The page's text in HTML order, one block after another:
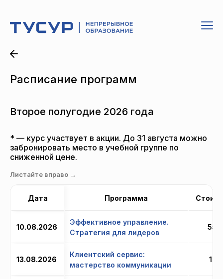
Расписание программ
Второе полугодие 2026 года
* — курс участвует в акции. До 31 августа можно
забронировать место в учебной группе по
сниженной цене.
Листайте вправо →
Дата Программа
10.08.2026
Эффективное управление.
Стратегия для лидеров
55
13.08.2026
Клиентский сервис:
мастерство коммуникации
16